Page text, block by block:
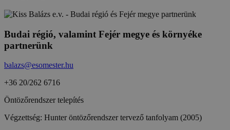
Budai régió, valamint Fejér megye és környéke
partnerünk
balazs@esomester.hu
+36 20/262 6716
Öntözőrendszer telepítés
Végzettség: Hunter öntözőrendszer tervező tanfolyam (2005)